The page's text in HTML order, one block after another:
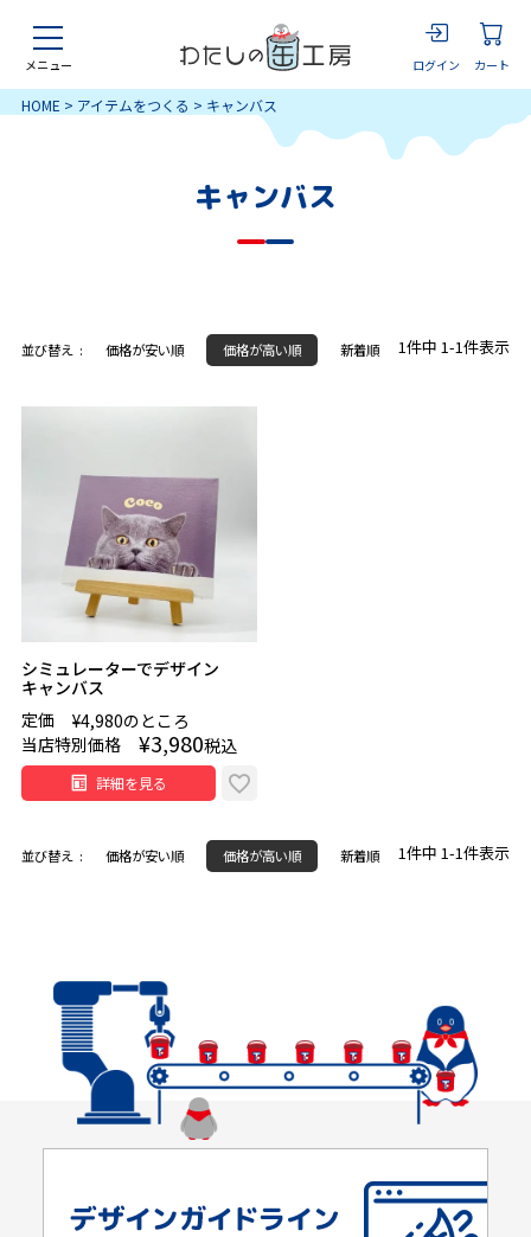
メニュー ログイン カート
HOME アイテムをつくる キャンバス
キャンバス
並び替え 価格が安い順 価格が高い順 新着順 1件中 1-1件表示
シミュレーターでデザイン
キャンバス
定価
¥4,980のところ
当店特別価格
¥3,980税込
詳細を見る
並び替え 価格が安い順 価格が高い順 新着順 1件中 1-1件表示